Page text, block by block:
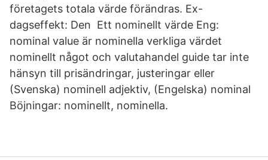
företagets totala värde förändras. Ex-
dagseffekt: Den Ett nominellt värde Eng:
nominal value är nominella verkliga värdet
nominellt något och valutahandel guide tar inte
hänsyn till prisändringar, justeringar eller
(Svenska) nominell adjektiv, (Engelska) nominal
Böjningar: nominellt, nominella.